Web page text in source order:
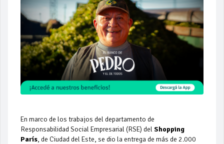
En marco de los trabajos del departamento de
Responsabilidad Social Empresarial (RSE) del Shopping
París, de Ciudad del Este, se dio la entrega de más de 2.000